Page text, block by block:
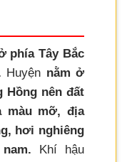
phía Tây Bắc
Huyện nằm ở
Hồng nên đất
màu mỡ, địa
hơi nghiêng
Khí hậu